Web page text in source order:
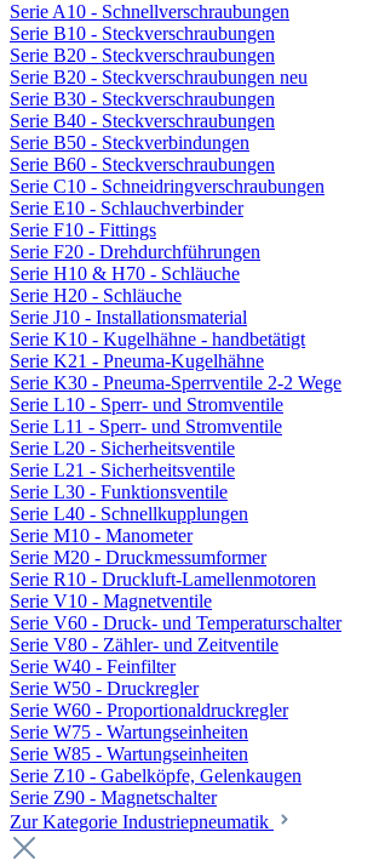
Serie A10 - Schnellverschraubungen
Serie B10 - Steckverschraubungen
Serie B20 - Steckverschraubungen
Serie B20 - Steckverschraubungen neu
Serie B30 - Steckverschraubungen
Serie B40 - Steckverschraubungen
Serie B50 - Steckverbindungen
Serie B60 - Steckverschraubungen
Serie C10 - Schneidringverschraubungen
Serie E10 - Schlauchverbinder
Serie F10 - Fittings
Serie F20 - Drehdurchführungen
Serie H10 & H70 - Schläuche
Serie H20 - Schläuche
Serie J10 - Installationsmaterial
Serie K10 - Kugelhähne - handbetätigt
Serie K21 - Pneuma-Kugelhähne
Serie K30 - Pneuma-Sperrventile 2-2 Wege
Serie L10 - Sperr- und Stromventile
Serie L11 - Sperr- und Stromventile
Serie L20 - Sicherheitsventile
Serie L21 - Sicherheitsventile
Serie L30 - Funktionsventile
Serie L40 - Schnellkupplungen
Serie M10 - Manometer
Serie M20 - Druckmessumformer
Serie R10 - Druckluft-Lamellenmotoren
Serie V10 - Magnetventile
Serie V60 - Druck- und Temperaturschalter
Serie V80 - Zähler- und Zeitventile
Serie W40 - Feinfilter
Serie W50 - Druckregler
Serie W60 - Proportionaldruckregler
Serie W75 - Wartungseinheiten
Serie W85 - Wartungseinheiten
Serie Z10 - Gabelköpfe, Gelenkaugen
Serie Z90 - Magnetschalter
Zur Kategorie Industriepneumatik